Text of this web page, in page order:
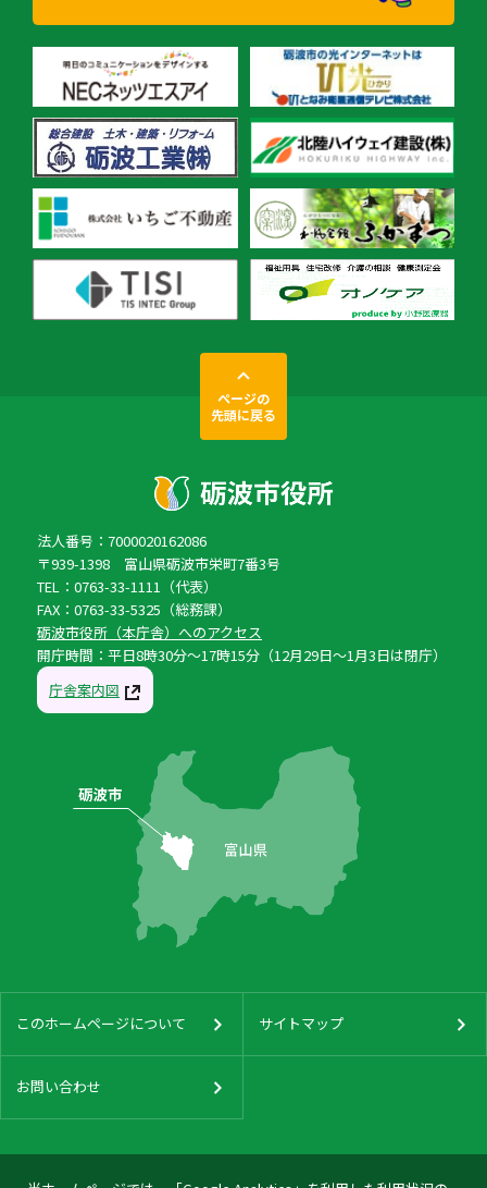
ページの
先頭に戻る
法人番号：7000020162086
〒939-1398 富山県砺波市栄町7番3号
TEL：0763-33-1111（代表）
FAX：0763-33-5325（総務課）
砺波市役所（本庁舎）へのアクセス
開庁時間：平日8時30分〜17時15分（12月29日〜1月3日は閉庁）
庁舎案内図
このホームページについて サイトマップ
お問い合わせ